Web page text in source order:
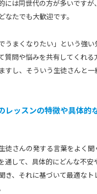
には同世代の方が多いですが
なたでも大歓迎です。
うまくなりたい」という強
質問や悩みを共有してくれ
すし、そういう生徒さんと
ッスンの特徴や具体的
徒さんの発する言葉をよく聞
通して、具体的にどんな不安
き、それに基づいて最適な